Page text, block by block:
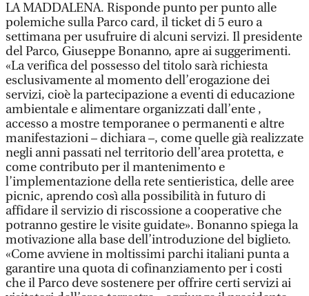
LA MADDALENA. Risponde punto per punto alle
polemiche sulla Parco card, il ticket di 5 euro a
settimana per usufruire di alcuni servizi. Il presidente
del Parco, Giuseppe Bonanno, apre ai suggerimenti.
«La verifica del possesso del titolo sarà richiesta
esclusivamente al momento dell’erogazione dei
servizi, cioè la partecipazione a eventi di educazione
ambientale e alimentare organizzati dall’ente ,
accesso a mostre temporanee o permanenti e altre
manifestazioni – dichiara –, come quelle già realizzate
negli anni passati nel territorio dell’area protetta, e
come contributo per il mantenimento e
l’implementazione della rete sentieristica, delle aree
picnic, aprendo così alla possibilità in futuro di
affidare il servizio di riscossione a cooperative che
potranno gestire le visite guidate». Bonanno spiega la
motivazione alla base dell’introduzione del biglieto.
«Come avviene in moltissimi parchi italiani punta a
garantire una quota di cofinanziamento per i costi
che il Parco deve sostenere per offrire certi servizi ai